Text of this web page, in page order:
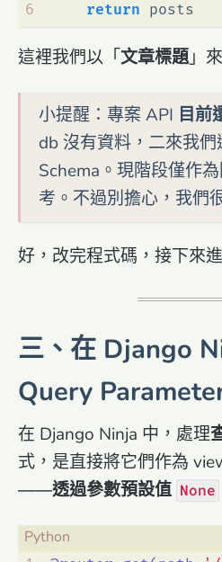
6
return posts
這裡我們以「文章標題」
小提醒：專案 API 目前
db 沒有資料，二來我
Schema。現階段僅作
考。不過別擔心，我們
好，改完程式碼，接下來
三、在 Django
Query
在 Django Ninja 中，處理
式，是直接將它們作為
——透過參數預設值 None